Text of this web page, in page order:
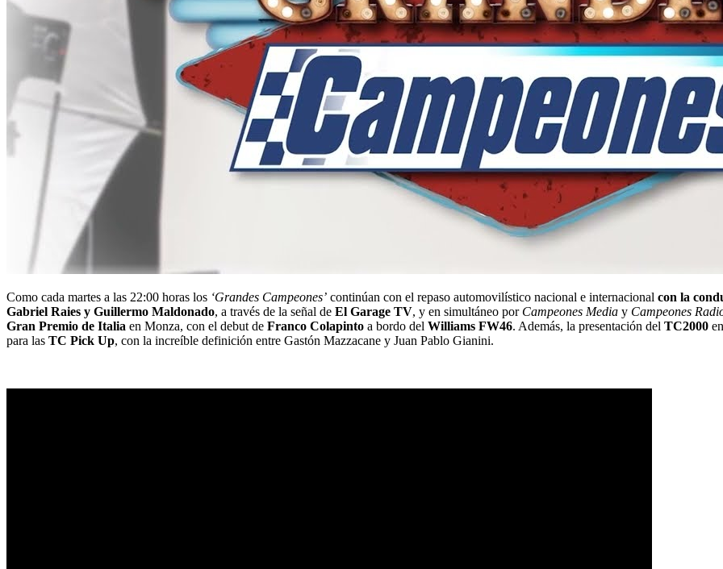
Como cada martes a las 22:00 horas los ‘Grandes Campeones’ continúan con el repaso automovilístico nacional e internacional con la
Gabriel Raies y Guillermo Maldonado, a través de la señal de El Garage TV, y en simultáneo porCampeones Media y Campeones
Gran Premio de Italia en Monza, con el debut de Franco Colapinto a bordo del Williams FW46. Además, la presentación del TC2000
para las TC Pick Up, con la increíble definición entre Gastón Mazzacane y Juan Pablo Gianini.